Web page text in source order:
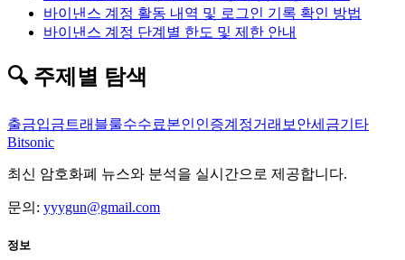
바이낸스 계정 활동 내역 및 로그인 기록 확인 방법
바이낸스 계정 단계별 한도 및 제한 안내
🔍 주제별 탐색
출금입금 트래블룰수수료본인인증계정거래 보안세금기타
Bitsonic
최신 암호화폐 뉴스와 분석을 실시간으로 제공합니다.
문의: yyygun@gmail.com
정보